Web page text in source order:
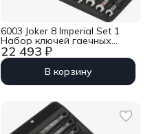
22 493 ₽
6003 Joker 8 Imperial Set 1
Набор ключей гаечных
комбинированных, 8 пр.,
5/16&quot;-3/8&quot;-7/
9/16&quot;-5/8&quot;-11/
Wera WE-020241
В корзину